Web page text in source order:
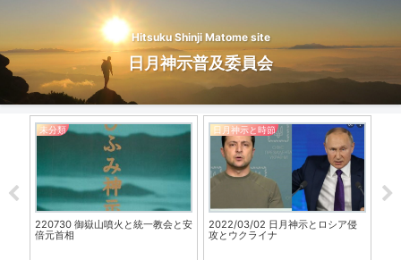
Hitsuku Shinji Matome site
日月神示普及委員会
未分類
220730 御嶽山噴火と統一教会と安
倍元首相
日月神示と時節
2022/03/02 日月神示とロシア侵
攻とウクライナ